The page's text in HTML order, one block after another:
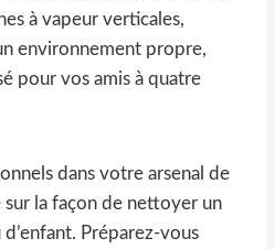
à vapeur verticales,
environnement propre,
pour vos amis à quatre
dans votre arsenal de
la façon de nettoyer un
Préparez-vous